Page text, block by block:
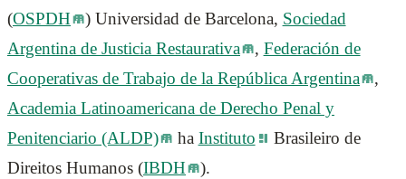
(OSPDH ) Universidad de Barcelona, Sociedad
Argentina de Justicia Restaurativa
, Federación de
Cooperativas de Trabajo de la República Argentina
,
Academia Latinoamericana de Derecho Penal y
Penitenciario (ALDP)
ha Instituto
Brasileiro de
Direitos Humanos (IBDH ).